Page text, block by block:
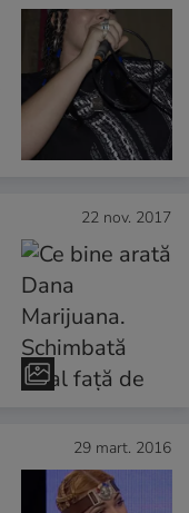
22 nov. 2017
29 mart. 2016